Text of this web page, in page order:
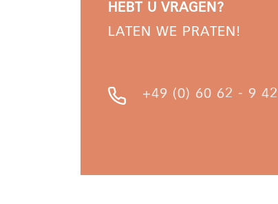
HEBT U VRAGEN?
LATEN WE PRATEN!
+49 (0) 60 62 - 9